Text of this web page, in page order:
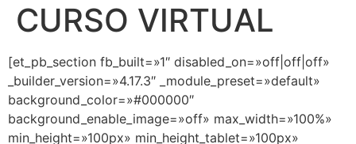
CURSO VIRTUAL
[et_pb_section fb_built=»1″ disabled_on=»off|off|off»
_builder_version=»4.17.3″ _module_preset=»default»
background_color=»#000000″
background_enable_image=»off» max_width=»100%»
min_height=»100px» min_height_tablet=»100px»